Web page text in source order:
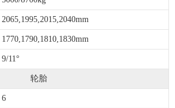
2065,1995,2015,2040mm
1770,1790,1810,1830mm
9/11°
轮胎
6